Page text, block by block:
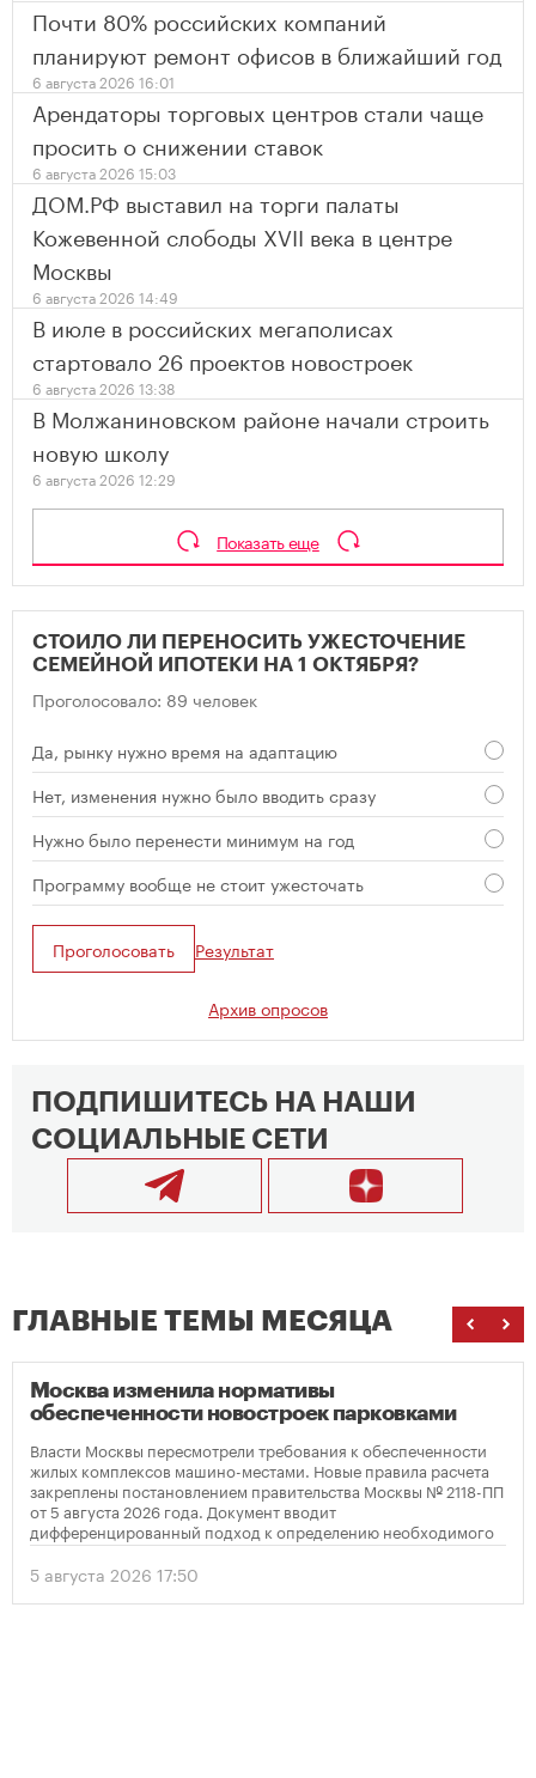
Почти 80% российских компаний
планируют ремонт офисов в ближайший год
6 августа 2026 16:01
Арендаторы торговых центров стали чаще
просить о снижении ставок
6 августа 2026 15:03
ДОМ.РФ выставил на торги палаты
Кожевенной слободы XVII века в центре
Москвы
6 августа 2026 14:49
В июле в российских мегаполисах
стартовало 26 проектов новостроек
6 августа 2026 13:38
В Молжаниновском районе начали строить
новую школу
6 августа 2026 12:29
Показать еще
СТОИЛО ЛИ ПЕРЕНОСИТЬ УЖЕСТОЧЕНИЕ
СЕМЕЙНОЙ ИПОТЕКИ НА 1 ОКТЯБРЯ?
Проголосовало: 89 человек
Да, рынку нужно время на адаптацию
Нет, изменения нужно было вводить сразу
Нужно было перенести минимум на год
Программу вообще не стоит ужесточать
Проголосовать Результат
Архив опросов
ПОДПИШИТЕСЬ НА НАШИ
СОЦИАЛЬНЫЕ СЕТИ
ГЛАВНЫЕ ТЕМЫ МЕСЯЦА
Москва изменила нормативы
обеспеченности новостроек парковками
Власти Москвы пересмотрели требования к обеспеченности
жилых комплексов машино-местами. Новые правила расчета
закреплены постановлением правительства Москвы № 2118-ПП
от 5 августа 2026 года. Документ вводит
дифференцированный подход к определению необходимого
количества парковок в зависимости от площади квартир и
устанавливает переходный период для уже согласованных
проектов.
5 августа 2026 17:50